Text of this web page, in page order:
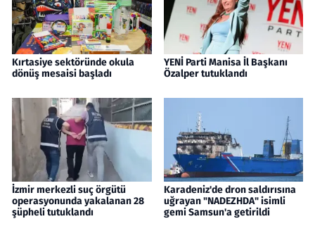
Kırtasiye sektöründe okula
dönüş mesaisi başladı
YENİ Parti Manisa İl Başkanı
Özalper tutuklandı
İzmir merkezli suç örgütü
operasyonunda yakalanan 28
şüpheli tutuklandı
Karadeniz'de dron saldırısına
uğrayan "NADEZHDA" isimli
gemi Samsun'a getirildi